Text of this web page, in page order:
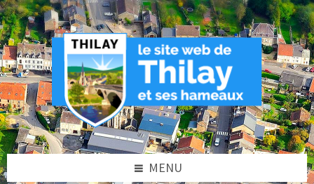
Skip
to
content
Skip
to
left
sidebar
Skip
to
footer
MENU